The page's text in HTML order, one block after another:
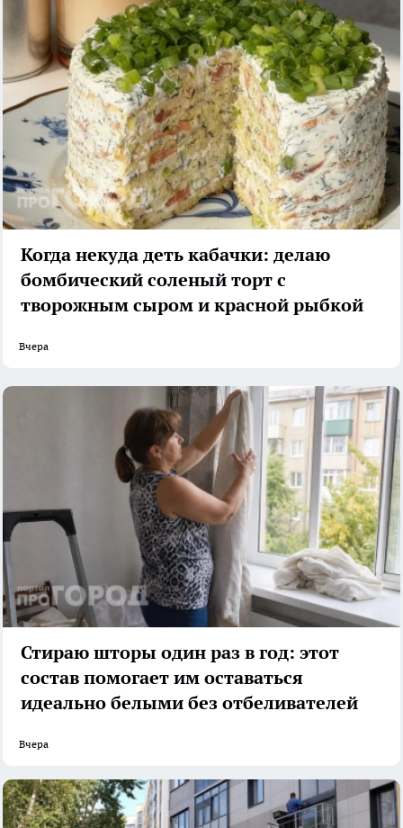
Когда некуда деть кабачки: делаю
бомбический соленый торт с
творожным сыром и красной рыбкой
Вчера
Стираю шторы один раз в год: этот
состав помогает им оставаться
идеально белыми без отбеливателей
Вчера